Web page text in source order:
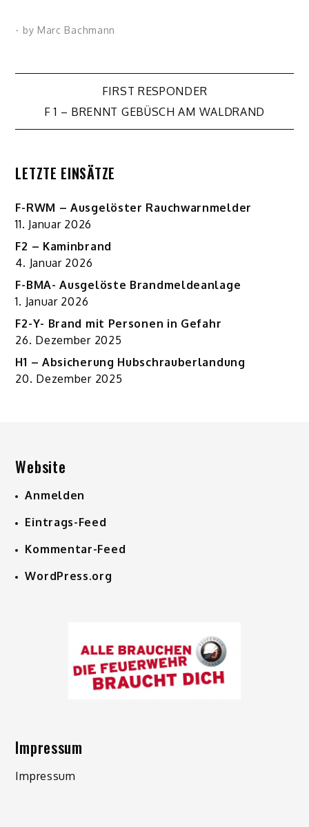
- by Marc Bachmann
Beitragsnavigation
FIRST RESPONDER
F 1 – BRENNT GEBÜSCH AM WALDRAND
LETZTE EINSÄTZE
F-RWM – Ausgelöster Rauchwarnmelder
11. Januar 2026
F2 – Kaminbrand
4. Januar 2026
F-BMA- Ausgelöste Brandmeldeanlage
1. Januar 2026
F2-Y- Brand mit Personen in Gefahr
26. Dezember 2025
H1 – Absicherung Hubschrauberlandung
20. Dezember 2025
Website
Anmelden
Eintrags-Feed
Kommentar-Feed
WordPress.org
Impressum
Impressum